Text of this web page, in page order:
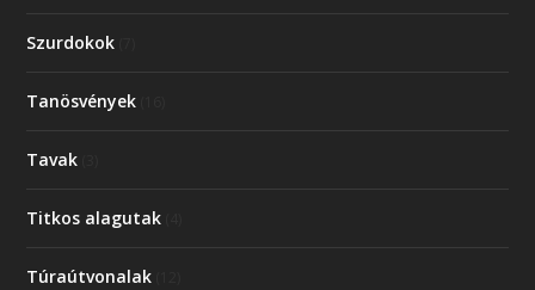
Szurdokok
Tanösvények
Tavak
Titkos alagutak
Túraútvonalak